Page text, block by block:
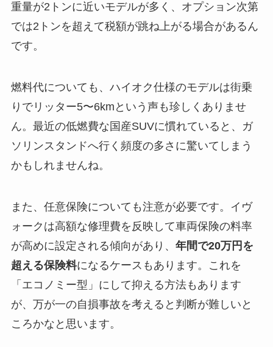
重量が2トンに近いモデルが多く、オプション次第
では2トンを超えて税額が跳ね上がる場合があるん
です。
燃料代についても、ハイオク仕様のモデルは街乗
りでリッター5〜6kmという声も珍しくありませ
ん。最近の低燃費な国産SUVに慣れていると、ガ
ソリンスタンドへ行く頻度の多さに驚いてしまう
かもしれませんね。
また、任意保険についても注意が必要です。イヴ
ォークは高額な修理費を反映して車両保険の料率
が高めに設定される傾向があり、 年間で20万円を
超える保険料になるケースもあります。これを
「エコノミー型」にして抑える方法もあります
が、万が一の自損事故を考えると判断が難しいと
ころかなと思います。